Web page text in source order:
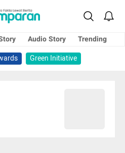
Audio Story
Trending
Green Initiative